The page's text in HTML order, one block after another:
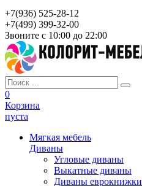
+7(936) 525-28-12
+7(499) 399-32-00
Звоните с 10:00 до 22:00
0
Корзина
пуста
Мягкая мебель
Диваны
Угловые диваны
Выкатные диваны
Диваны еврокнижки